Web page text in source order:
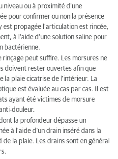
niveau ou à proximité d'une
pour confirmer ou non la présence
est propagée l'articulation est rincée,
à l'aide d'une solution saline pour
bactérienne.
peut suffire. Les morsures ne
doivent rester ouvertes afin que
la plaie cicatrise de l'intérieur. La
est évaluée au cas par cas. Il est
ayant été victimes de morsure
douleur.
la profondeur dépasse un
à l'aide d'un drain inséré dans la
la plaie. Les drains sont en général